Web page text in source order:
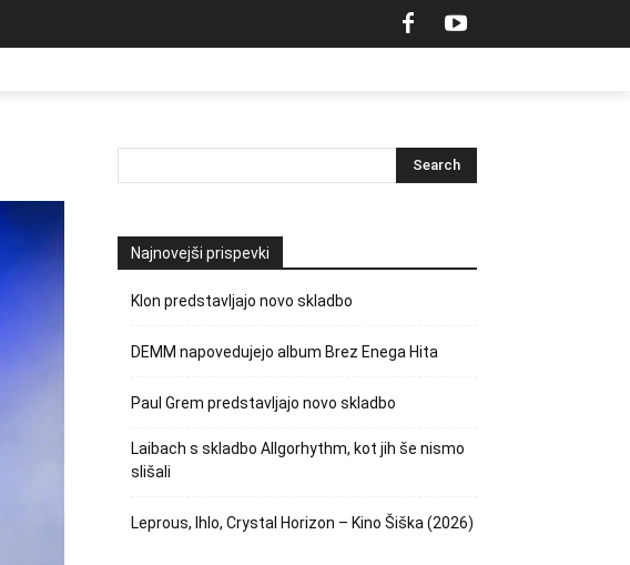
Najnovejši prispevki
Klon predstavljajo novo skladbo
DEMM napovedujejo album Brez Enega Hita
Paul Grem predstavljajo novo skladbo
Laibach s skladbo Allgorhythm, kot jih še nismo
slišali
Leprous, Ihlo, Crystal Horizon – Kino Šiška (2026)